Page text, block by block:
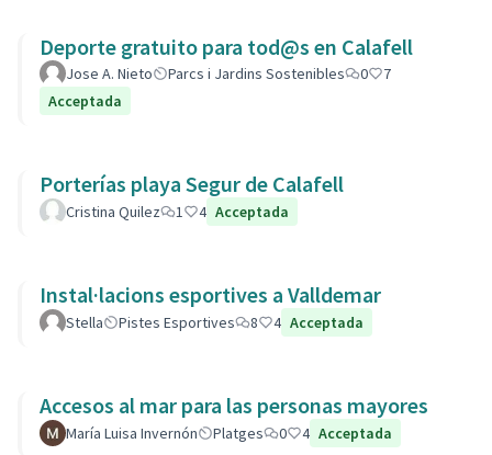
Deporte gratuito para tod@s en Calafell
Jose A. Nieto Parcs i Jardins Sostenibles 0
7
Acceptada
Porterías playa Segur de Calafell
Cristina Quilez 1 4 Acceptada
Instal·lacions esportives a Valldemar
Stella Pistes Esportives 8 4 Acceptada
Accesos al mar para las personas mayores
María Luisa Invernón Platges 0 4 Acceptada